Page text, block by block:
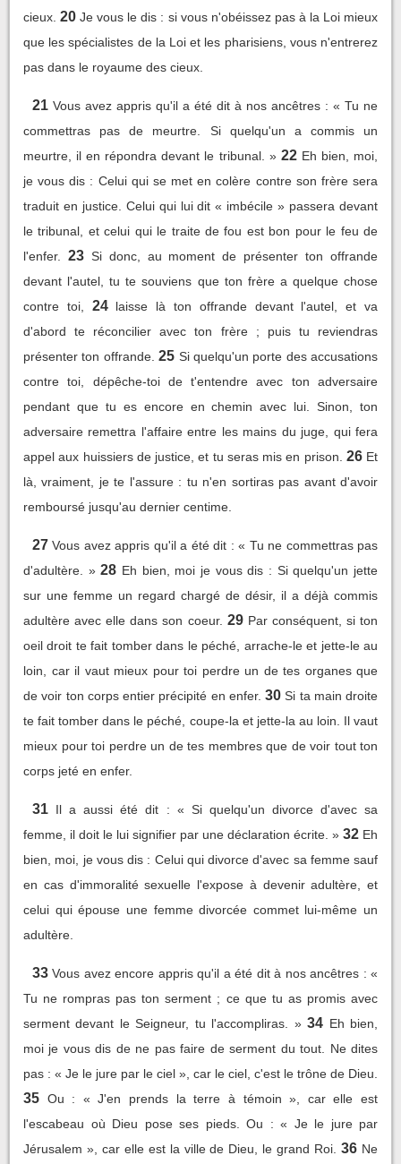
cieux. 20 Je vous le dis : si vous n'obéissez pas à la Loi mieux
que les spécialistes de la Loi et les pharisiens, vous n'entrerez
pas dans le royaume des cieux.
21 Vous avez appris qu'il a été dit à nos ancêtres : « Tu ne
commettras pas de meurtre. Si quelqu'un a commis un
meurtre, il en répondra devant le tribunal. » 22 Eh bien, moi,
je vous dis : Celui qui se met en colère contre son frère sera
traduit en justice. Celui qui lui dit « imbécile » passera devant
le tribunal, et celui qui le traite de fou est bon pour le feu de
l'enfer.
23 Si donc, au moment de présenter ton offrande
devant l'autel, tu te souviens que ton frère a quelque chose
contre toi,
24 laisse là ton offrande devant l'autel, et va
d'abord te réconcilier avec ton frère ; puis tu reviendras
présenter ton offrande. 25 Si quelqu'un porte des accusations
contre toi, dépêche-toi de t'entendre avec ton adversaire
pendant que tu es encore en chemin avec lui. Sinon, ton
adversaire remettra l'affaire entre les mains du juge, qui fera
appel aux huissiers de justice, et tu seras mis en prison. 26 Et
là, vraiment, je te l'assure : tu n'en sortiras pas avant d'avoir
remboursé jusqu'au dernier centime.
27 Vous avez appris qu'il a été dit : « Tu ne commettras pas
d'adultère. » 28 Eh bien, moi je vous dis : Si quelqu'un jette
sur une femme un regard chargé de désir, il a déjà commis
adultère avec elle dans son coeur. 29 Par conséquent, si ton
oeil droit te fait tomber dans le péché, arrache-le et jette-le au
loin, car il vaut mieux pour toi perdre un de tes organes que
de voir ton corps entier précipité en enfer. 30 Si ta main droite
te fait tomber dans le péché, coupe-la et jette-la au loin. Il vaut
mieux pour toi perdre un de tes membres que de voir tout ton
corps jeté en enfer.
31 Il a aussi été dit : « Si quelqu'un divorce d'avec sa
femme, il doit le lui signifier par une déclaration écrite. » 32 Eh
bien, moi, je vous dis : Celui qui divorce d'avec sa femme sauf
en cas d'immoralité sexuelle l'expose à devenir adultère, et
celui qui épouse une femme divorcée commet lui-même un
adultère.
33 Vous avez encore appris qu'il a été dit à nos ancêtres : «
Tu ne rompras pas ton serment ; ce que tu as promis avec
serment devant le Seigneur, tu l'accompliras. » 34 Eh bien,
moi je vous dis de ne pas faire de serment du tout. Ne dites
pas : « Je le jure par le ciel », car le ciel, c'est le trône de Dieu.
35 Ou : « J'en prends la terre à témoin », car elle est
l'escabeau où Dieu pose ses pieds. Ou : « Je le jure par
Jérusalem », car elle est la ville de Dieu, le grand Roi. 36 Ne